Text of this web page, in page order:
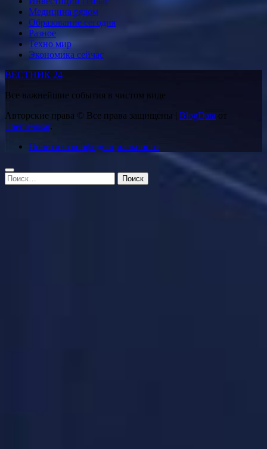
Медицина рядом
Образование сегодня
Разное
Техно мир
Экономика сейчас
ВЕСТНИК 24
Все важнейшие события в чистом виде
Авторские права © Все права защищены | BlogData от
Themeansar.
Политика конфиденциальности
Найти: